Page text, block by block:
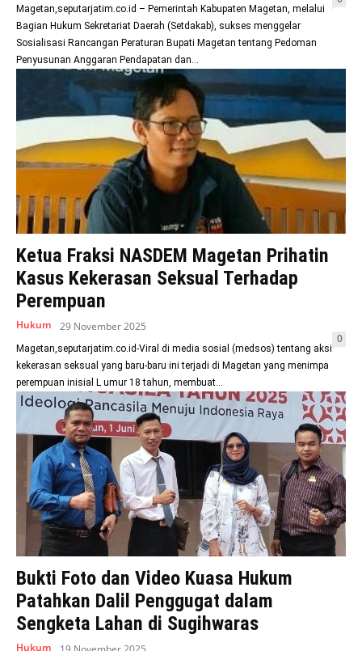
Magetan,seputarjatim.co.id – Pemerintah Kabupaten Magetan, melalui
Bagian Hukum Sekretariat Daerah (Setdakab), sukses menggelar
Sosialisasi Rancangan Peraturan Bupati Magetan tentang Pedoman
Penyusunan Anggaran Pendapatan dan...
Ketua Fraksi NASDEM Magetan Prihatin
Kasus Kekerasan Seksual Terhadap
Perempuan
Hukum
29 November 2025
0
Magetan,seputarjatim.co.id-Viral di media sosial (medsos) tentang aksi
kekerasan seksual yang baru-baru ini terjadi di Magetan yang menimpa
perempuan inisial L umur 18 tahun, membuat...
Bukti Foto dan Video Kuasa Hukum
Patahkan Dalil Penggugat dalam
Sengketa Lahan di Sugihwaras
Hukum